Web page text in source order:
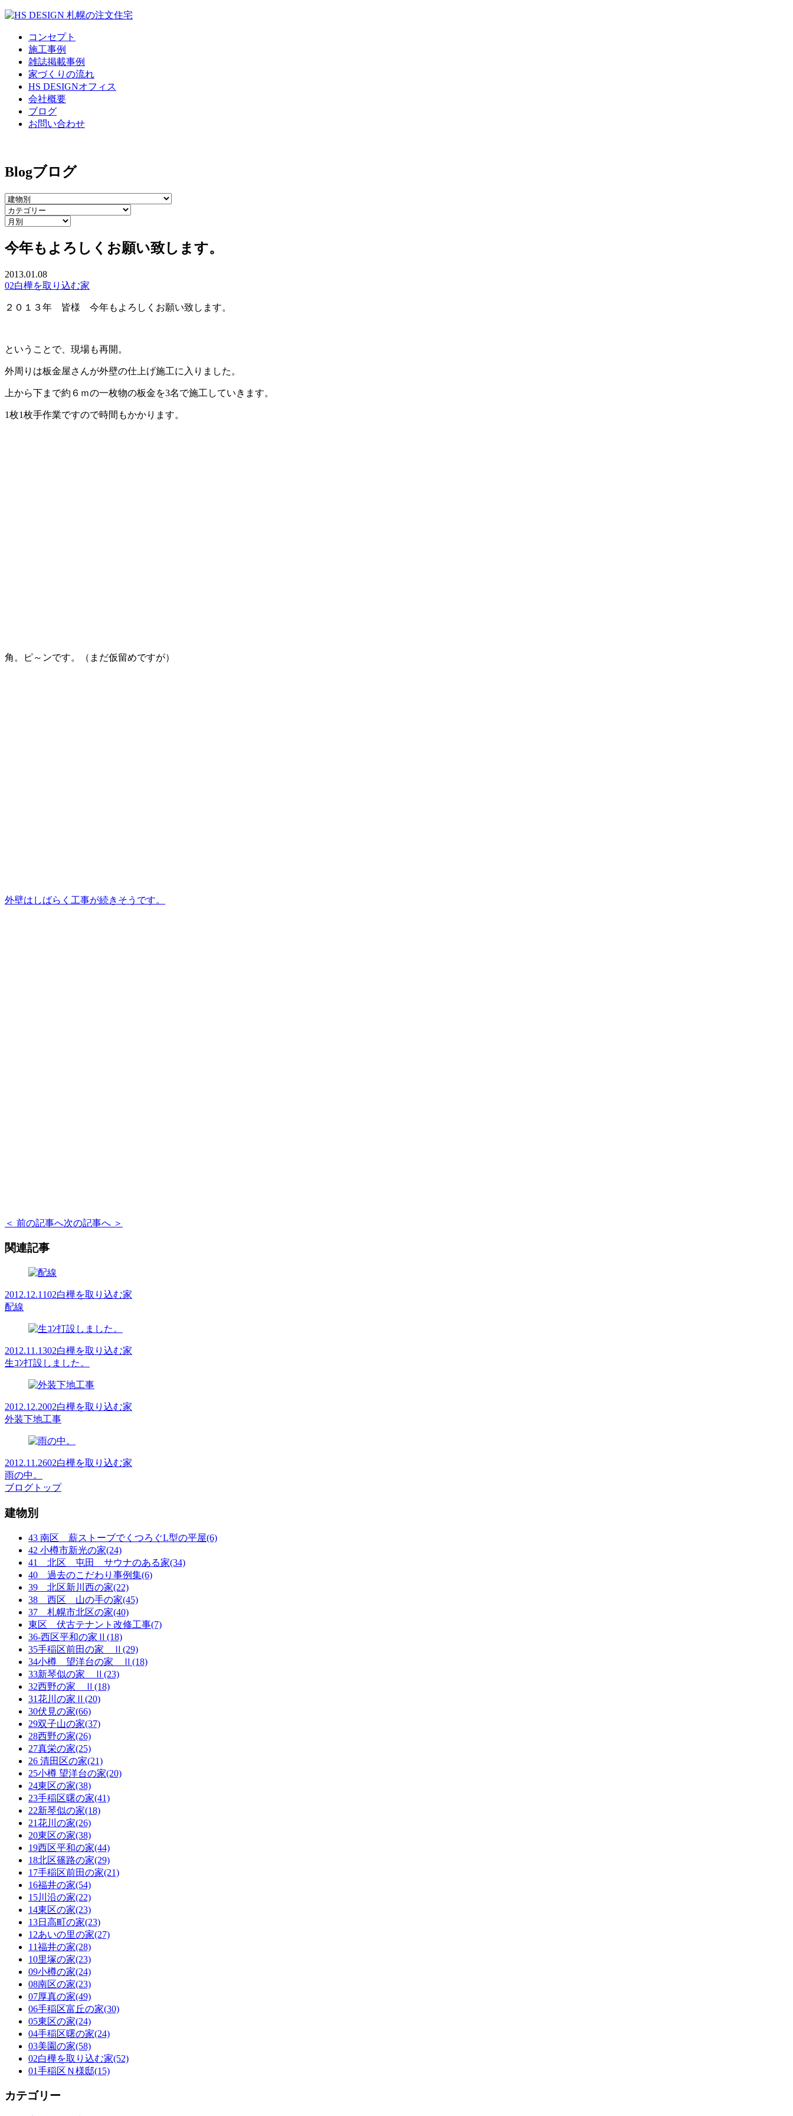
コンセプト
施工事例
雑誌掲載事例
家づくりの流れ
HS DESIGNオフィス
会社概要
ブログ
お問い合わせ
Blogブログ
今年もよろしくお願い致します。
2013.01.08
02白樺を取り込む家
２０１３年 皆様 今年もよろしくお願い致します。
ということで、現場も再開。
外周りは板金屋さんが外壁の仕上げ施工に入りました。
上から下まで約６ｍの一枚物の板金を3名で施工していきます。
1枚1枚手作業ですので時間もかかります。
角。ピ～ンです。（まだ仮留めですが）
外壁はしばらく工事が続きそうです。
＜ 前の記事へ次の記事へ ＞
関連記事
2012.12.1102白樺を取り込む家
配線
2012.11.1302白樺を取り込む家
生ｺﾝ打設しました。
2012.12.2002白樺を取り込む家
外装下地工事
2012.11.2602白樺を取り込む家
雨の中。
ブログトップ
建物別
43 南区 薪ストーブでくつろぐL型の平屋(6)
42 小樽市新光の家(24)
41 北区 屯田 サウナのある家(34)
40 過去のこだわり事例集(6)
39 北区新川西の家(22)
38 西区 山の手の家(45)
37 札幌市北区の家(40)
東区 伏古テナント改修工事(7)
36-西区平和の家Ⅱ(18)
35手稲区前田の家 Ⅱ(29)
34小樽 望洋台の家 Ⅱ(18)
33新琴似の家 Ⅱ(23)
32西野の家 Ⅱ(18)
31花川の家Ⅱ(20)
30伏見の家(66)
29双子山の家(37)
28西野の家(26)
27真栄の家(25)
26 清田区の家(21)
25小樽 望洋台の家(20)
24東区の家(38)
23手稲区曙の家(41)
22新琴似の家(18)
21花川の家(26)
20東区の家(38)
19西区平和の家(44)
18北区篠路の家(29)
17手稲区前田の家(21)
16福井の家(54)
15川沿の家(22)
14東区の家(23)
13日高町の家(23)
12あいの里の家(27)
11福井の家(28)
10里塚の家(23)
09小樽の家(24)
08南区の家(23)
07厚真の家(49)
06手稲区富丘の家(30)
05東区の家(24)
04手稲区曙の家(24)
03美園の家(58)
02白樺を取り込む家(52)
01手稲区Ｎ様邸(15)
カテゴリー